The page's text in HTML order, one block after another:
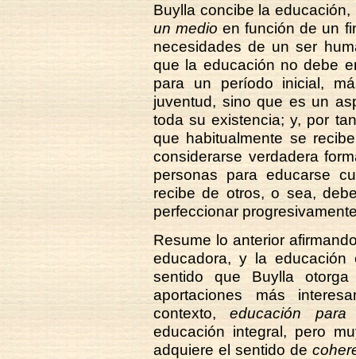
Buylla concibe la
un medio en función de un
necesidades de un ser
que la educación no debe
para un período inicial,
juventud, sino que es un
toda su existencia; y, por
que habitualmente se
considerarse verdadera
personas para educarse
recibe de otros, o sea,
perfeccionar
Resume lo anterior
educadora, y la
sentido que Buylla
aportaciones más
contexto,educación
educación integral, pero
adquiere el sentido de